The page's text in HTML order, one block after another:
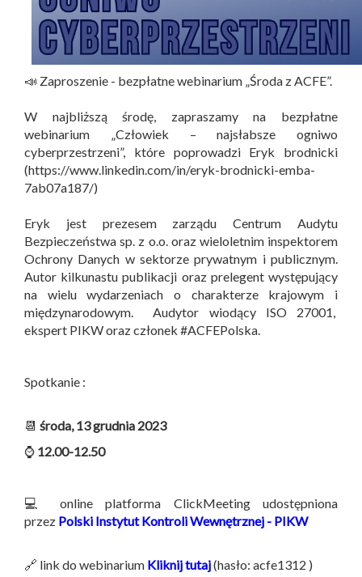
📣 Zaproszenie - bezpłatne webinarium „Środa z ACFE”.
W najbliższą środę, zapraszamy na bezpłatne
webinarium „Człowiek – najsłabsze ogniwo
cyberprzestrzeni”, które poprowadzi Eryk brodnicki
(https://www.linkedin.com/in/eryk-brodnicki-emba-
7ab07a187/)
Eryk jest prezesem zarządu Centrum Audytu
Bezpieczeństwa sp. z o.o. oraz wieloletnim inspektorem
Ochrony Danych w sektorze prywatnym i publicznym.
Autor kilkunastu publikacji oraz prelegent występujący
na wielu wydarzeniach o charakterze krajowym i
międzynarodowym. Audytor wiodący ISO 27001,
ekspert PIKW oraz członek #ACFEPolska.
Spotkanie :
📆 środa, 13 grudnia 2023
⌚ 12.00-12.50
💻 online platforma ClickMeeting udostępniona
przez Polski Instytut Kontroli Wewnętrznej - PIKW
🔗 link do webinarium Kliknij tutaj(hasło: acfe1312 )